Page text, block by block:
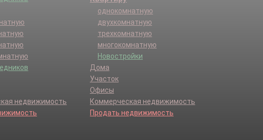
недвижимость
однокомнатную
двухкомнатную
трехкомнатную
многокомнатную
Новостройки
Дома
Участок
Офисы
Коммерческая недвижимость
Продать недвижимость